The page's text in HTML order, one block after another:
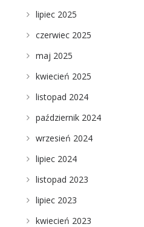
lipiec 2025
czerwiec 2025
maj 2025
kwiecień 2025
listopad 2024
październik 2024
wrzesień 2024
lipiec 2024
listopad 2023
lipiec 2023
kwiecień 2023